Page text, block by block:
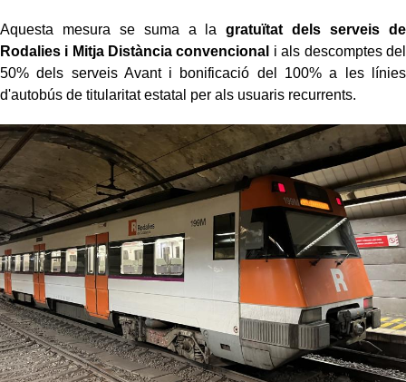
Aquesta mesura se suma a lagratuïtat dels serveis de
Rodalies i Mitja Distància convencional i als descomptes del
50% dels serveis Avant i bonificació del 100% a les línies
d'autobús de titularitat estatal per als usuaris recurrents.